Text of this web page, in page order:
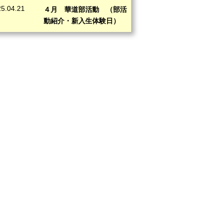
４月 華道部活動 （部活
動紹介・新入生体験日）